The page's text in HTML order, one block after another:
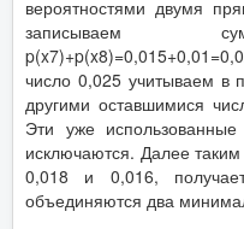
вероятностями двумя
записываем
число 0,025 учитываем в
другими оставшимися
Эти уже
исключаются. Далее
0,018 и 0,016,
объединяются два